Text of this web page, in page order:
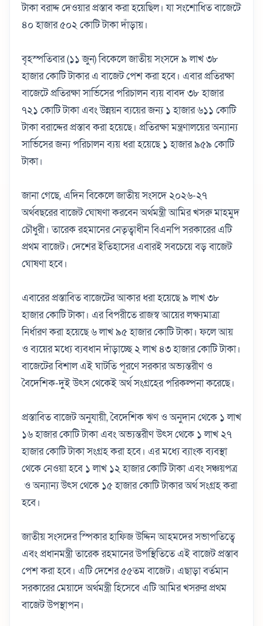
টাকা বরাদ্দ দেওয়ার প্রস্তাব করা হয়েছিল। যা সংশোধিত বাজেটে
৪০ হাজার ৫০২ কোটি টাকা দাঁড়ায়।
বৃহস্পতিবার (১১ জুন) বিকেলে জাতীয় সংসদে ৯ লাখ ৩৮
হাজার কোটি টাকার এ বাজেট পেশ করা হবে। এবার প্রতিরক্ষা
বাজেটে প্রতিরক্ষা সার্ভিসের পরিচালন ব্যয় বাবদ ৩৮ হাজার
৭২১ কোটি টাকা এবং উন্নয়ন ব্যয়ের জন্য ১ হাজার ৬১১ কোটি
টাকা বরাদ্দের প্রস্তাব করা হয়েছে। প্রতিরক্ষা মন্ত্রণালয়ের অন্যান্য
সার্ভিসের জন্য পরিচালন ব্যয় ধরা হয়েছে ১ হাজার ৯৫৯ কোটি
টাকা।
জানা গেছে, এদিন বিকেলে জাতীয় সংসদে ২০২৬-২৭
অর্থবছরের বাজেট ঘোষণা করবেন অর্থমন্ত্রী আমির খসরু মাহমুদ
চৌধুরী। তারেক রহমানের নেতৃত্বাধীন বিএনপি সরকারের এটি
প্রথম বাজেট। দেশের ইতিহাসের এবারই সবচেয়ে বড় বাজেট
ঘোষণা হবে।
এবারের প্রস্তাবিত বাজেটের আকার ধরা হয়েছে ৯ লাখ ৩৮
হাজার কোটি টাকা। এর বিপরীতে রাজস্ব আয়ের লক্ষ্যমাত্রা
নির্ধারণ করা হয়েছে ৬ লাখ ৯৫ হাজার কোটি টাকা। ফলে আয়
ও ব্যয়ের মধ্যে ব্যবধান দাঁড়াচ্ছে ২ লাখ ৪৩ হাজার কোটি টাকা।
বাজেটের বিশাল এই ঘাটতি পূরণে সরকার অভ্যন্তরীণ ও
বৈদেশিক-দুই উৎস থেকেই অর্থ সংগ্রহের পরিকল্পনা করেছে।
প্রস্তাবিত বাজেট অনুযায়ী, বৈদেশিক ঋণ ও অনুদান থেকে ১ লাখ
১৬ হাজার কোটি টাকা এবং অভ্যন্তরীণ উৎস থেকে ১ লাখ ২৭
হাজার কোটি টাকা সংগ্রহ করা হবে। এর মধ্যে ব্যাংক ব্যবস্থা
থেকে নেওয়া হবে ১ লাখ ১২ হাজার কোটি টাকা এবং সঞ্চয়পত্র
ও অন্যান্য উৎস থেকে ১৫ হাজার কোটি টাকার অর্থ সংগ্রহ করা
হবে।
জাতীয় সংসদের স্পিকার হাফিজ উদ্দিন আহমদের সভাপতিত্বে
এবং প্রধানমন্ত্রী তারেক রহমানের উপস্থিতিতে এই বাজেট প্রস্তাব
পেশ করা হবে। এটি দেশের ৫৫তম বাজেট। এছাড়া বর্তমান
সরকারের মেয়াদে অর্থমন্ত্রী হিসেবে এটি আমির খসরুর প্রথম
বাজেট উপস্থাপন।